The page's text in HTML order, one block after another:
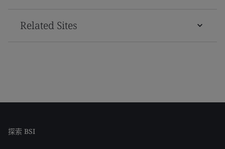
Related Sites
探索 BSI